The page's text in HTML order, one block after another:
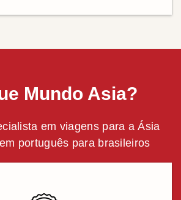
Mundo Asia?
em viagens para a Ásia
português para brasileiros